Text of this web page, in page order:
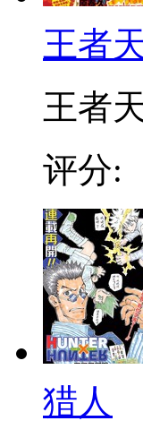
王者
王者
评分:
猎人